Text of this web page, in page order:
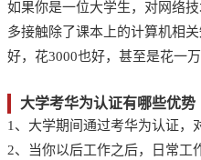
如果你是一位大学生，对网络
多接触除了课本上的计算机相
好，花3000也好，甚至是花一
大学考华为认证有哪些优势
1、大学期间通过考华为认证，
2、当你以后工作之后，日常工